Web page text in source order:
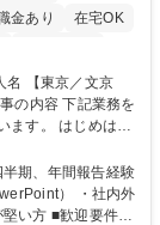
金あり
在宅OK
ます。 はじめは担
やマネージャーポ
の企画、実行 ・勤
会、理事会） ・
期、年間報告経験
） ・社内外
迎要件